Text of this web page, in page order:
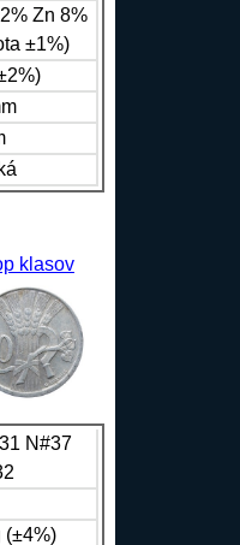
Zn 8%
±1%)
klasov
N#37
(±4%)